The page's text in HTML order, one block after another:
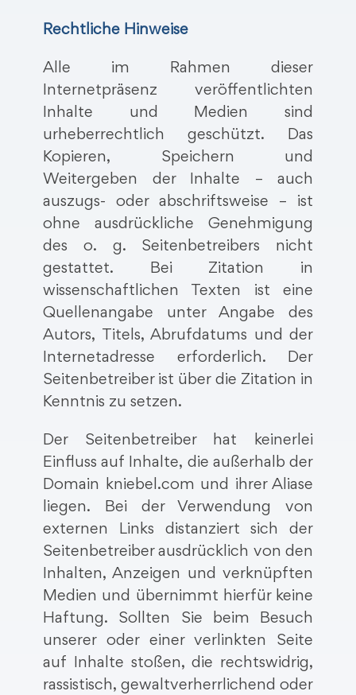
Rechtliche Hinweise
Alle im Rahmen dieser
Internetpräsenz veröffentlichten
Inhalte und Medien sind
urheberrechtlich geschützt. Das
Kopieren, Speichern und
Weitergeben der Inhalte – auch
auszugs- oder abschriftsweise – ist
ohne ausdrückliche Genehmigung
des o. g. Seitenbetreibers nicht
gestattet. Bei Zitation in
wissenschaftlichen Texten ist eine
Quellenangabe unter Angabe des
Autors, Titels, Abrufdatums und der
Internetadresse erforderlich. Der
Seitenbetreiber ist über die Zitation in
Kenntnis zu setzen.
Der Seitenbetreiber hat keinerlei
Einfluss auf Inhalte, die außerhalb der
Domain kniebel.com und ihrer Aliase
liegen. Bei der Verwendung von
externen Links distanziert sich der
Seitenbetreiber ausdrücklich von den
Inhalten, Anzeigen und verknüpften
Medien und übernimmt hierfür keine
Haftung. Sollten Sie beim Besuch
unserer oder einer verlinkten Seite
auf Inhalte stoßen, die rechtswidrig,
rassistisch, gewaltverherrlichend oder